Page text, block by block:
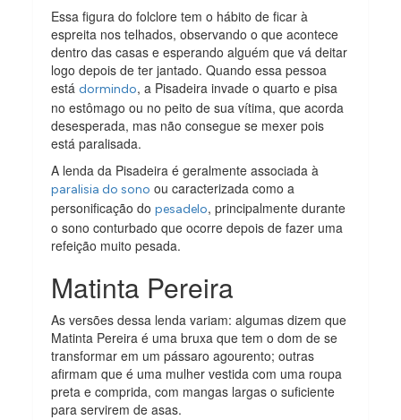
Essa figura do folclore tem o hábito de ficar à
espreita nos telhados, observando o que acontece
dentro das casas e esperando alguém que vá deitar
logo depois de ter jantado. Quando essa pessoa
estádormindo, a Pisadeira invade o quarto e pisa
no estômago ou no peito de sua vítima, que acorda
desesperada, mas não consegue se mexer pois
está paralisada.
A lenda da Pisadeira é geralmente associada à
paralisia do sono ou caracterizada como a
personificação dopesadelo, principalmente durante
o sono conturbado que ocorre depois de fazer uma
refeição muito pesada.
Matinta Pereira
As versões dessa lenda variam: algumas dizem que
Matinta Pereira é uma bruxa que tem o dom de se
transformar em um pássaro agourento; outras
afirmam que é uma mulher vestida com uma roupa
preta e comprida, com mangas largas o suficiente
para servirem de asas.